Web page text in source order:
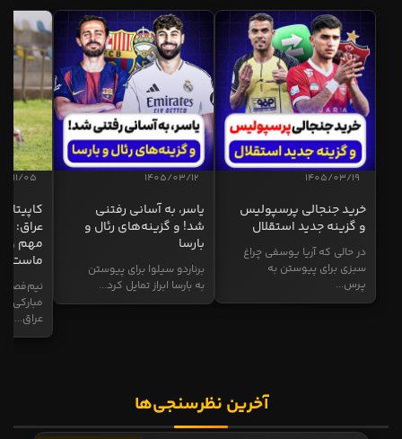
1405/03/19
خرید جنجالی پرسپولیس
و گزینه جدید استقلال
در حالی که آریا یوسفی چراغ
سبزی برای پیوستن به
پرس...
1405/03/12
یاسر، به آسانی رفتنی
شد! و گزینه‌های رئال و
بارسا
برناردو سیلوا برای پیوستن
به بارسا ابراز تمایل کرد...
11/05
عراق:
مهم و
ماست
نیم‌فصل
مبارکی
عراق...
آخرین نظرسنجی‌ها